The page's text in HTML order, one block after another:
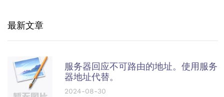
最新文章
服务器回应不可路由的地址。使用服务
器地址代替。
2024-08-30